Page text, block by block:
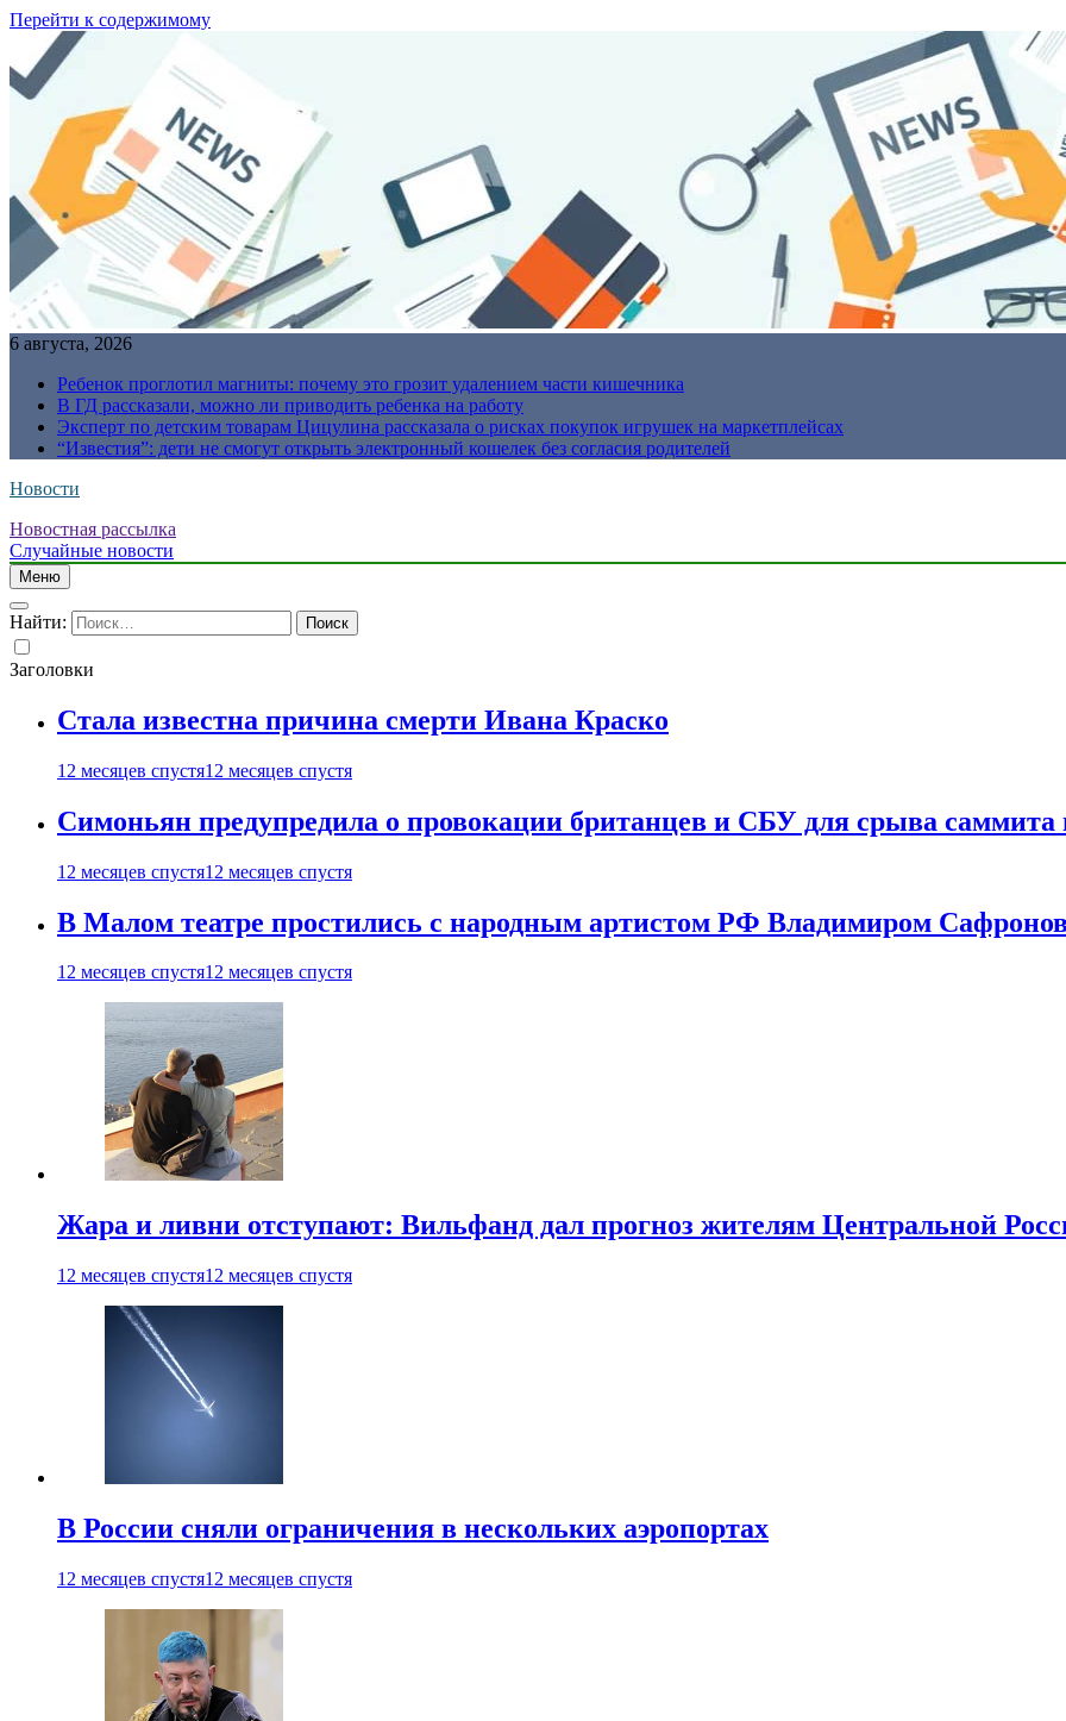
Перейти к содержимому
6 августа, 2026
Ребенок проглотил магниты: почему это грозит удалением части кишечника
В ГД рассказали, можно ли приводить ребенка на работу
Эксперт по детским товарам Цицулина рассказала о рисках покупок игрушек на маркетплейсах
“Известия”: дети не смогут открыть электронный кошелек без согласия родителей
Новости
Новостная рассылка
Случайные новости
Меню
Найти:
Заголовки
Стала известна причина смерти Ивана Краско
12 месяцев спустя12 месяцев спустя
Симоньян предупредила о провокации британцев и СБУ для срыва саммита
12 месяцев спустя12 месяцев спустя
В Малом театре простились с народным артистом РФ Владимиром
12 месяцев спустя12 месяцев спустя
Жара и ливни отступают: Вильфанд дал прогноз жителям Центральной
12 месяцев спустя12 месяцев спустя
В России сняли ограничения в нескольких аэропортах
12 месяцев спустя12 месяцев спустя